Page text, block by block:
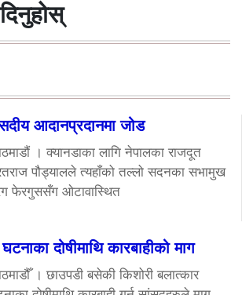
आदानप्रदानमा जोड
। क्यानडाका लागि नेपालका राजदूत
पौड्यालले त्यहाँको तल्लो सदनका सभामुख
फेरगुससँग ओटावास्थित
दोषीमाथि कारबाहीको माग
। छाउपडी बसेकी किशोरी बलात्कार